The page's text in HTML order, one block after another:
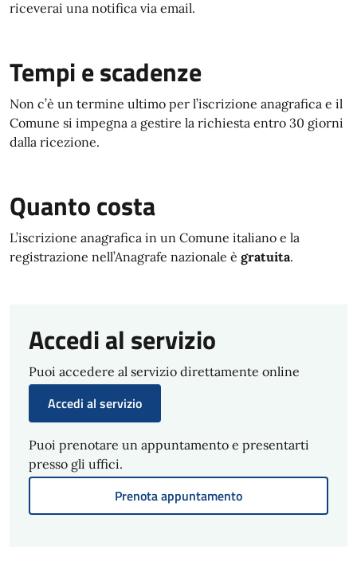
riceverai una notifica via email.
Tempi e scadenze
Non c’è un termine ultimo per l’iscrizione anagrafica e il
Comune si impegna a gestire la richiesta entro 30 giorni
dalla ricezione.
Quanto costa
L’iscrizione anagrafica in un Comune italiano e la
registrazione nell’Anagrafe nazionale è gratuita.
Accedi al servizio
Puoi accedere al servizio direttamente online
Accedi al servizio
Puoi prenotare un appuntamento e presentarti
presso gli uffici.
Prenota appuntamento